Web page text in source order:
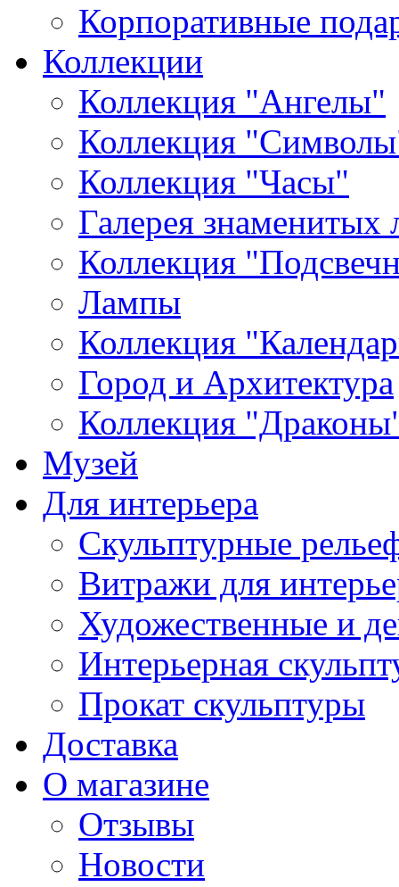
Корпоративные
Коллекции
Коллекция "Ангелы"
Коллекция
Коллекция "Часы"
Галерея знаменитых
Коллекция
Лампы
Коллекция
Город и Архитектура
Коллекция
Музей
Для интерьера
Скульптурные
Витражи для
Художественные и
Интерьерная
Прокат скульптуры
Доставка
О магазине
Отзывы
Новости